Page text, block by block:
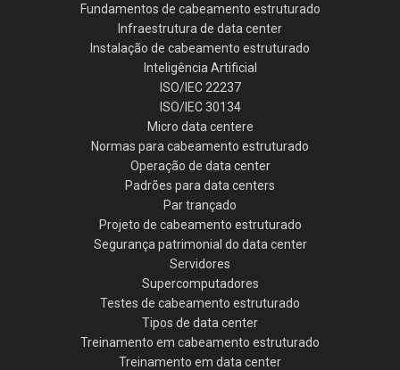
Fundamentos de cabeamento estruturado
Infraestrutura de data center
Instalação de cabeamento estruturado
Inteligência Artificial
ISO/IEC 22237
ISO/IEC 30134
Micro data centere
Normas para cabeamento estruturado
Operação de data center
Padrões para data centers
Par trançado
Projeto de cabeamento estruturado
Segurança patrimonial do data center
Servidores
Supercomputadores
Testes de cabeamento estruturado
Tipos de data center
Treinamento em cabeamento estruturado
Treinamento em data center